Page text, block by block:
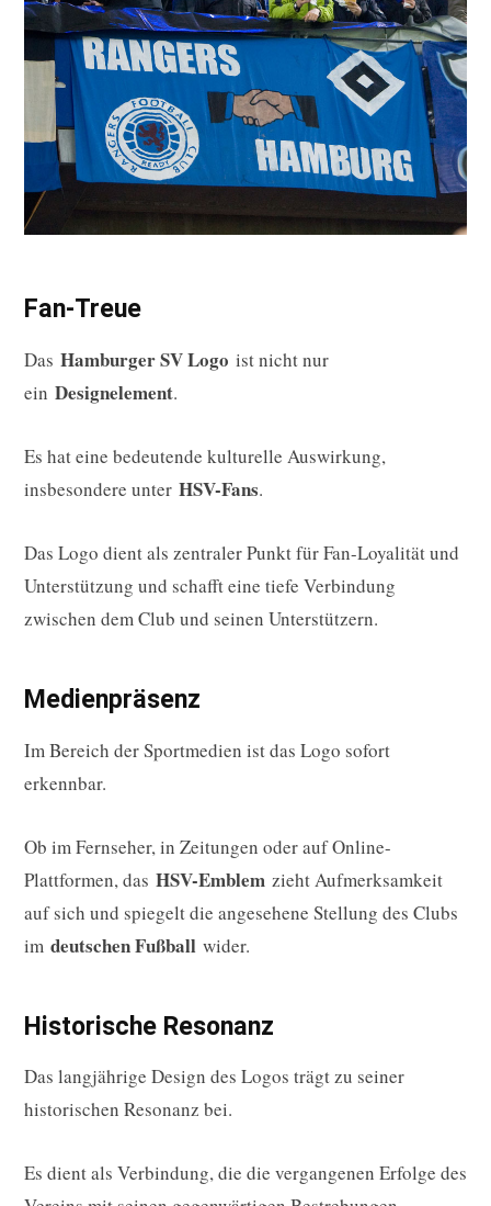
Fan-Treue
Das Hamburger SV Logo ist nicht nur
ein Designelement.
Es hat eine bedeutende kulturelle Auswirkung,
insbesondere unter HSV-Fans.
Das Logo dient als zentraler Punkt für Fan-Loyalität und
Unterstützung und schafft eine tiefe Verbindung
zwischen dem Club und seinen Unterstützern.
Medienpräsenz
Im Bereich der Sportmedien ist das Logo sofort
erkennbar.
Ob im Fernseher, in Zeitungen oder auf Online-
Plattformen, das HSV-Emblem zieht Aufmerksamkeit
auf sich und spiegelt die angesehene Stellung des Clubs
im deutschen Fußball wider.
Historische Resonanz
Das langjährige Design des Logos trägt zu seiner
historischen Resonanz bei.
Es dient als Verbindung, die die vergangenen Erfolge des